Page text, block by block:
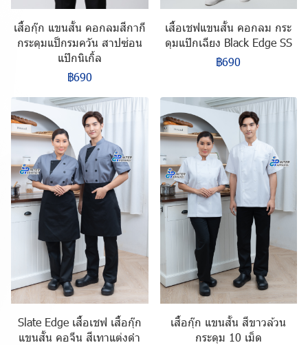
เสื้อกุ๊ก แขนสั้น คอกลมสีกากี
กระดุมแป็กรมควัน สาปซ่อน
แป๊กนิเกิ้ล
฿690
เสื้อเชฟแขนสั้น คอกลม กระ
ดุมแป๊กเฉียง Black Edge SS
฿690
Slate Edge เสื้อเชฟ เสื้อกุ๊ก
แขนสั้น คอจีน สีเทาแต่งดำ
เสื้อกุ๊ก แขนสั้น สีขาวล้วน
กระดุม 10 เม็ด